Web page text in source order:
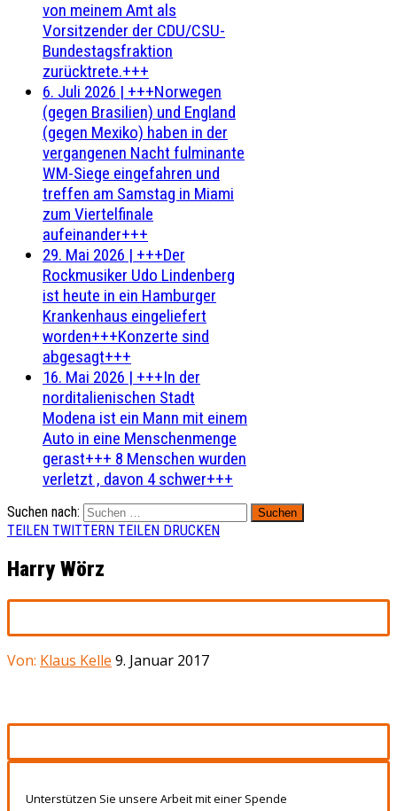
von meinem Amt als
Vorsitzender der CDU/CSU-
Bundestagsfraktion
zurücktrete.+++
6. Juli 2026 | +++Norwegen
(gegen Brasilien) und England
(gegen Mexiko) haben in der
vergangenen Nacht fulminante
WM-Siege eingefahren und
treffen am Samstag in Miami
zum Viertelfinale
aufeinander+++
29. Mai 2026 | +++Der
Rockmusiker Udo Lindenberg
ist heute in ein Hamburger
Krankenhaus eingeliefert
worden+++Konzerte sind
abgesagt+++
16. Mai 2026 | +++In der
norditalienischen Stadt
Modena ist ein Mann mit einem
Auto in eine Menschenmenge
gerast+++ 8 Menschen wurden
verletzt , davon 4 schwer+++
Suchen nach:
TEILEN TWITTERN TEILEN DRUCKEN
Harry Wörz
Von: Klaus Kelle 9. Januar 2017
Unterstützen Sie unsere Arbeit mit einer Spende